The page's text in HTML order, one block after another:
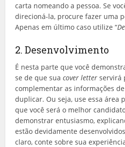
carta nomeando a pessoa. Se
direcioná-la, procure fazer uma
Apenas em último caso utilize “
2. Desenvolvimento
É nesta parte que você
se de que suacover letter servirá
complementar as informações
duplicar. Ou seja, use essa área
que você será o melhor
demonstrar entusiasmo,
estão devidamente
claro, conte sobre sua